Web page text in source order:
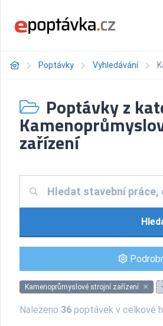
Poptávky Vyhledávání
Poptávky z
zařízení
Kamenoprůmyslové strojní zařízení
Nalezeno 36 poptávek v celkové